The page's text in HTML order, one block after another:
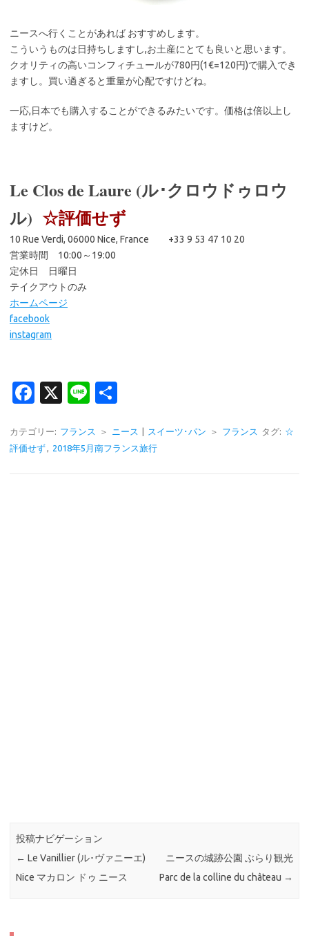
ニースへ行くことがあれば おすすめします。
こういうものは日持ちしますし,お土産にとても良いと思います。
クオリティの高いコンフィチュールが780円(1€=120円)で購入でき
ますし。買い過ぎると重量が心配ですけどね。
一応,日本でも購入することができるみたいです。価格は倍以上し
ますけど。
Le Clos de Laure (ル･クロウドゥロウ
ル) ☆評価せず
10 Rue Verdi, 06000 Nice, France +33 9 53 47 10 20
営業時間 10:00～19:00
定休日 日曜日
テイクアウトのみ
ホームページ
facebook
instagram
Fa
e
b
X
Li
e
カテゴリー: フランス ＞ ニース | スイーツ･パン ＞ フランス タグ: ☆
評価せず, 2018年5月南フランス旅行
投稿ナビゲーション
← Le Vanillier (ル･ヴァニーエ)
Nice マカロン ドゥ ニース
ニースの城跡公園 ぶらり観光
Parc de la colline du château →